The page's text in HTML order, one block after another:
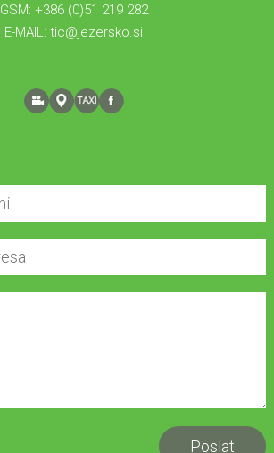
GSM: +386 (0)51 219 282
E-MAIL:tic@jezersko.si
Poslat